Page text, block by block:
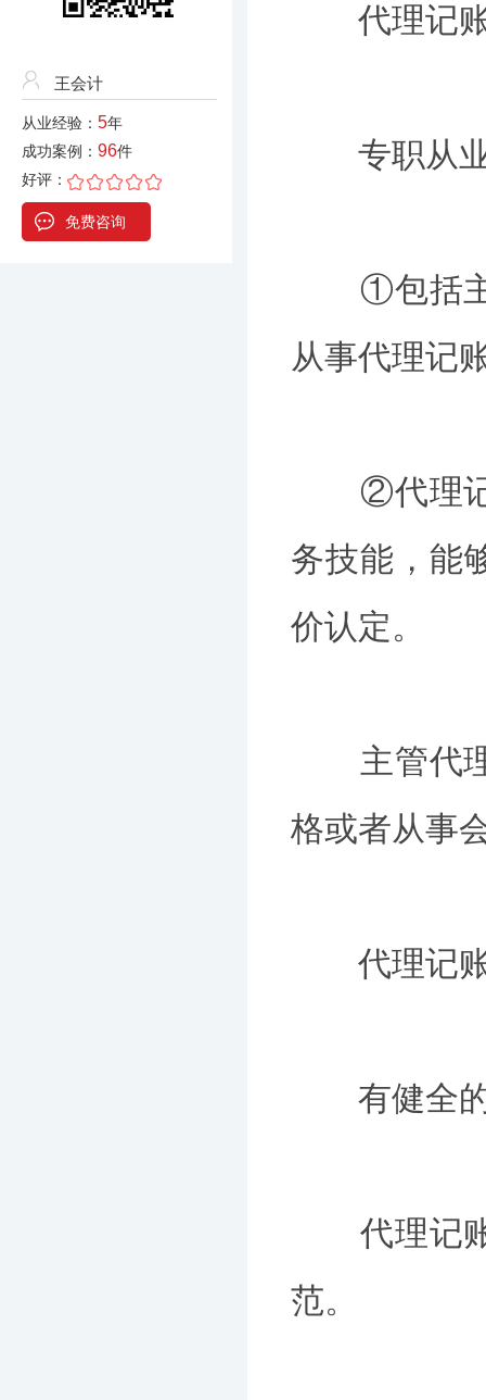
王会计
从业经验： 5年
成功案例： 96件
好评：
免费咨询
代理记账
专职从业
①包括主
从事代理记
②代理记
务技能，能
价认定。
主管代理
格或者从事
代理记账
有健全的
代理记账
范。